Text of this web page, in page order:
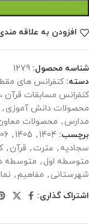
افزودن به علاقه
شناسه محصول: 1279
دسته: کنفرانس های
کنفرانس مسابقات قرآن
محصولات دانش آموزی ,
مدارس , محصولات
برچسب: 1404
,
1405
,
سجادیه , عترت , قرآن ,
متوسطه اول , متوسطه
شهرستانی , مفاهیم,
اشتراک گذاری: